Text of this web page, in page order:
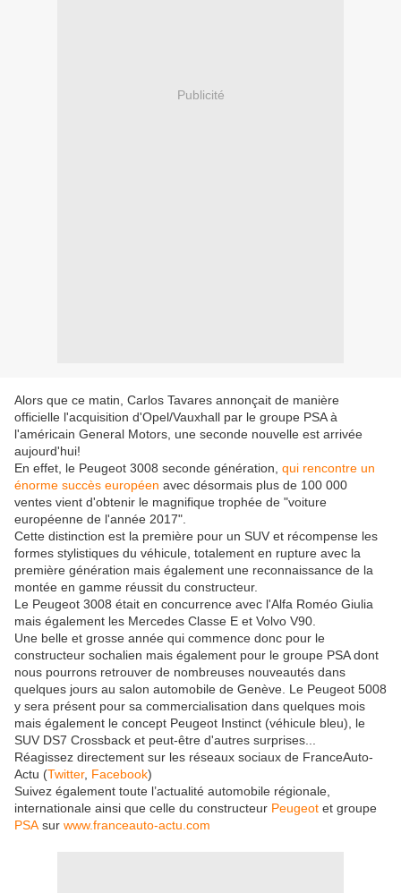
Publicité
Alors que ce matin, Carlos Tavares annonçait de manière
officielle l'acquisition d'Opel/Vauxhall par le groupe PSA à
l'américain General Motors, une seconde nouvelle est arrivée
aujourd'hui!
En effet, le Peugeot 3008 seconde génération, qui rencontre un
énorme succès européen avec désormais plus de 100 000
ventes vient d'obtenir le magnifique trophée de "voiture
européenne de l'année 2017".
Cette distinction est la première pour un SUV et récompense les
formes stylistiques du véhicule, totalement en rupture avec la
première génération mais également une reconnaissance de la
montée en gamme réussit du constructeur.
Le Peugeot 3008 était en concurrence avec l'Alfa Roméo Giulia
mais également les Mercedes Classe E et Volvo V90.
Une belle et grosse année qui commence donc pour le
constructeur sochalien mais également pour le groupe PSA dont
nous pourrons retrouver de nombreuses nouveautés dans
quelques jours au salon automobile de Genève. Le Peugeot 5008
y sera présent pour sa commercialisation dans quelques mois
mais également le concept Peugeot Instinct (véhicule bleu), le
SUV DS7 Crossback et peut-être d'autres surprises...
Réagissez directement sur les réseaux sociaux de FranceAuto-
Actu (Twitter, Facebook)
Suivez également toute l’actualité automobile régionale,
internationale ainsi que celle du constructeur Peugeot et groupe
PSA sur www.franceauto-actu.com